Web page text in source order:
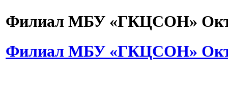
Филиал МБУ «ГКЦСОН»
Филиал МБУ «ГКЦСОН»